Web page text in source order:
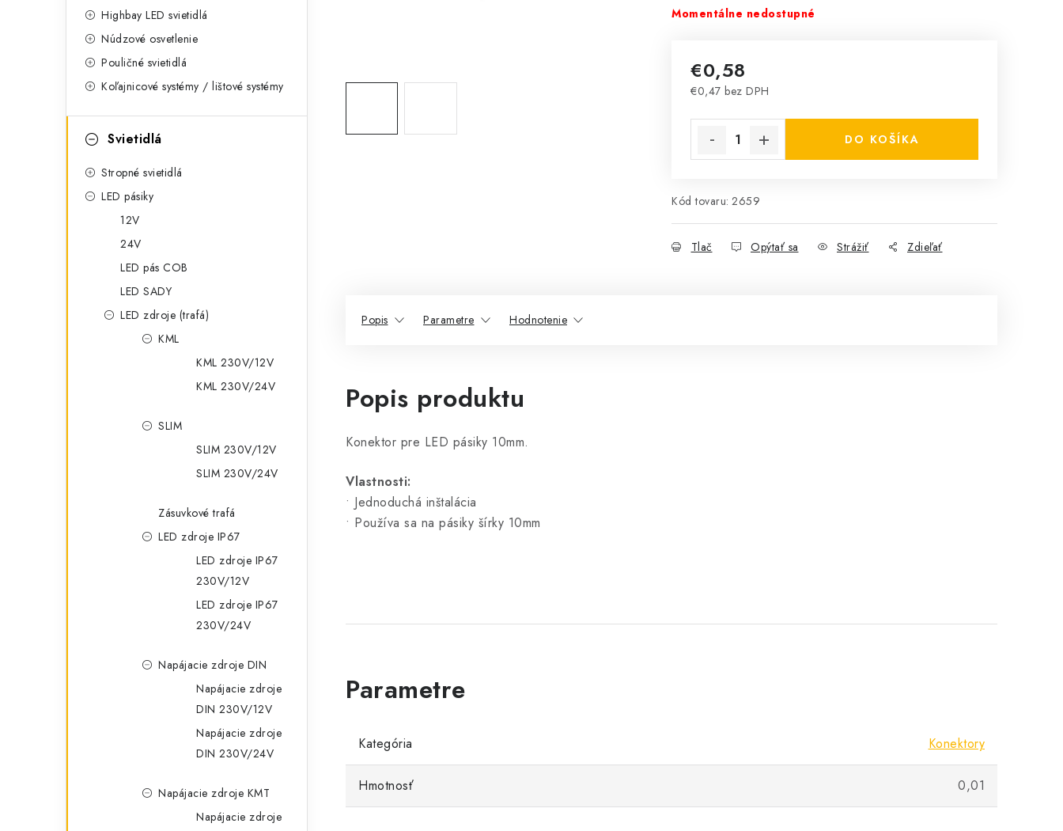
l
Highbay LED svietidlá
Núdzové osvetlenie
Pouličné svietidlá
Koľajnicové systémy / lištové systémy
Svietidlá
Stropné svietidlá
LED pásiky
12V
24V
LED pás COB
LED SADY
LED zdroje (trafá)
KML
KML 230V/12V
KML 230V/24V
SLIM
SLIM 230V/12V
SLIM 230V/24V
Zásuvkové trafá
LED zdroje IP67
LED zdroje IP67
230V/12V
LED zdroje IP67
230V/24V
Napájacie zdroje DIN
Napájacie zdroje
DIN 230V/12V
Napájacie zdroje
DIN 230V/24V
Napájacie zdroje KMT
Napájacie zdroje
Momentálne nedostupné
€0,58
€0,47 bez DPH
DO KOŠÍKA
Kód tovaru: 2659
Tlač Opýtať sa Strážiť Zdieľať
Popis Parametre Hodnotenie
Popis produktu
Konektor pre LED pásiky 10mm.
Vlastnosti:
• Jednoduchá inštalácia
• Používa sa na pásiky šírky 10mm
Kategória Konektory
Hmotnosť 0,01